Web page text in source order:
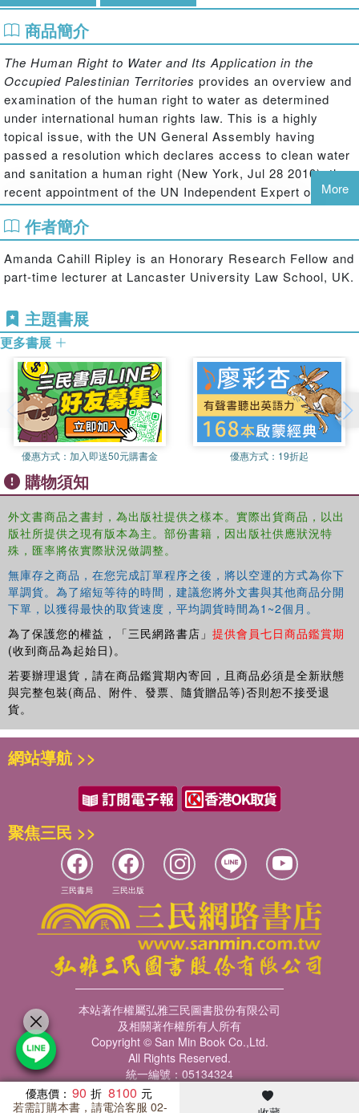
商品簡介
The Human Right to Water and Its Application in the
Occupied Palestinian Territories provides an overview and
examination of the human right to water as determined
under international human rights law. This is a highly
topical issue, with the UN General Assembly having
passed a resolution which declares access to clean water
and sanitation a human right (New York, Jul 28 2010), the
recent appointment of the UN Independent Expert on the
issue of human rights obligations related to access to safe
drinking water and sanitation, and movement within the
NGO community for an international water treaty. Amanda
Cahill Ripley analyses the current legal status,
substantive content, and obligations correlative to the
economic, social and cultural rights related to the right to
water.
The book goes on to look more specifically at the
application of the human right to water in the Occupied
Palestinian Territories. Using innovative methodology,
Cahill Ripley combines legal analysis with a qualitative
social science empirical case study to explore the
enjoyment of the right ‘on the ground’. The wider
implications of the case study findings are then
considered, looking at what can be done to strengthen the
right legally in terms of its status and codification, and
what remedy can be found for violations of the right, both
specifically in the Occupied Palestinian Territories and in a
more general context.
The book will be of interest to students, academics and
practitioners within the fields of international human rights
law and international humanitarian law, as well as those
concerned with international relations and conflict
resolution within Israel/Palestine and the wider Middle
East region.
More
作者簡介
Amanda Cahill Ripley is an Honorary Research Fellow and
part-time lecturer at Lancaster University Law School, UK.
主題書展
更多書展
優惠方式： 加入即送50元購書金 優惠方式： 19折起
購物須知
外文書商品之書封，為出版社提供之樣本。實際出貨商品，以出
版社所提供之現有版本為主。部份書籍，因出版社供應狀況特
殊，匯率將依實際狀況做調整。
無庫存之商品，在您完成訂單程序之後，將以空運的方式為你下
單調貨。為了縮短等待的時間，建議您將外文書與其他商品分開
下單，以獲得最快的取貨速度，平均調貨時間為1~2個月。
為了保護您的權益，「三民網路書店」 提供會員七日商品鑑賞期
(收到商品為起始日)。
若要辦理退貨，請在商品鑑賞期內寄回，且商品必須是全新狀態
與完整包裝(商品、附件、發票、隨貨贈品等)否則恕不接受退
貨。
優惠價： 90 8100
若需訂購本書，請電洽客服 02-
網站導航 >>
聚焦三民 >>
三民書局 三民出版
本站著作權屬弘雅三民圖書股份有限公司
及相關著作權所有人所有
Copyright © San Min Book Co.,Ltd.
All Rights Reserved.
統一編號：05134324